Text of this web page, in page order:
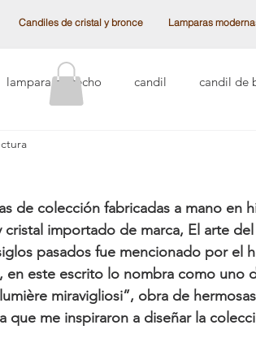
Candiles de cristal y bronce Lamparas
lampara de techo candil candil de
sin título las vegas candiles
de techo lamparas de hierro
importado de marca, El arte
pasados fue mencionado por el
en este escrito lo nombra como uno
miravigliosi”, obra de
que me inspiraron a diseñar la